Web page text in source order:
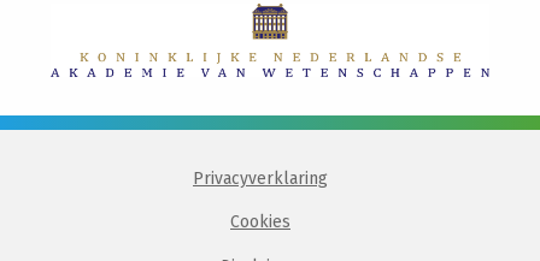
Privacyverklaring
Cookies